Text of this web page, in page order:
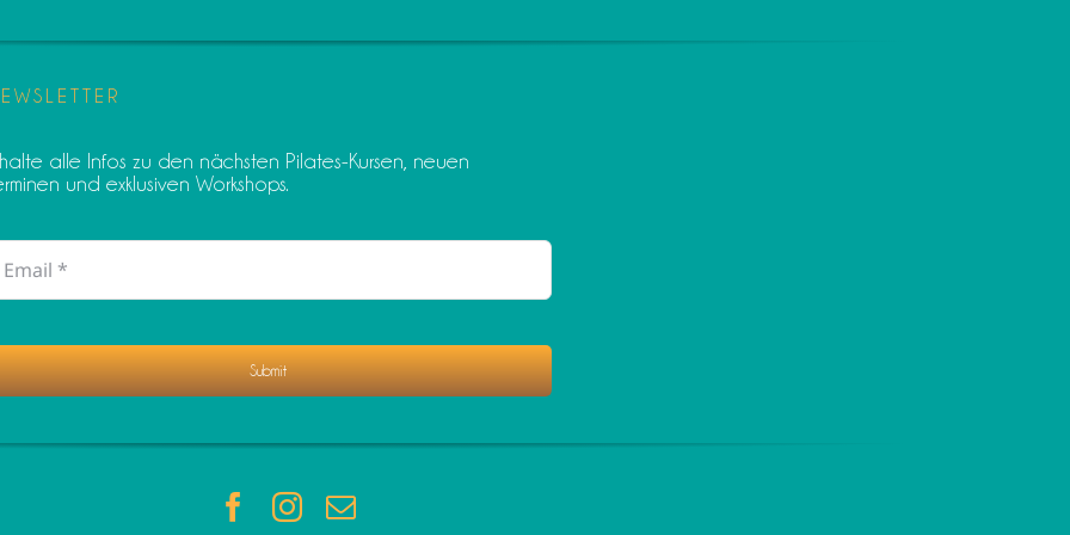
alle Infos zu den nächsten Pilates-Kursen, neuen
und exklusiven Workshops.
Submit